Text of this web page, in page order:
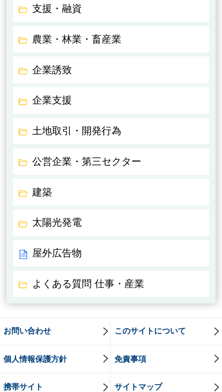
支援・融資
農業・林業・畜産業
企業誘致
企業支援
土地取引・開発行為
公営企業・第三セクター
建築
太陽光発電
屋外広告物
よくある質問 仕事・産業
お問い合わせ このサイトについて
個人情報保護方針 免責事項
携帯サイト サイトマップ